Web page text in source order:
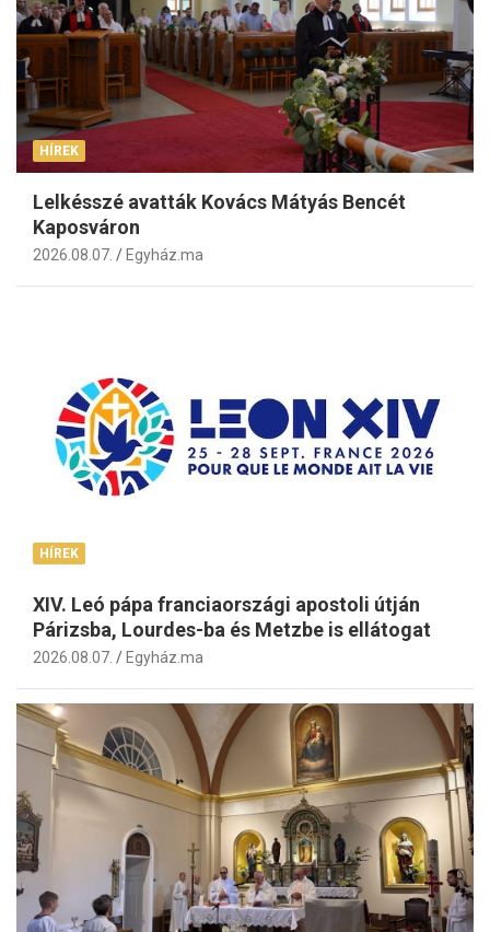
HÍREK
Lelkésszé avatták Kovács Mátyás Bencét
Kaposváron
2026.08.07. Egyház.ma
HÍREK
XIV. Leó pápa franciaországi apostoli útján
Párizsba, Lourdes-ba és Metzbe is ellátogat
2026.08.07. Egyház.ma